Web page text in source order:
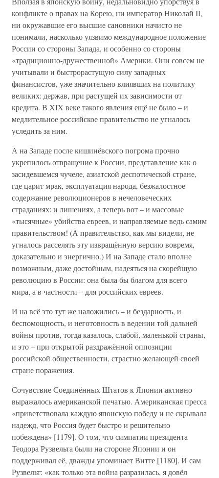
конфликте о правах на Корею, ни император Николай II,
ни окружавшие его высшие сановники начисто не
понимали, насколько уязвимо международное положение
России со стороны Запада, и особенно со стороны
«традиционно-дружественной» Америки. Они совсем не
учитывали и быстрорастущую силу западных
финансистов, уже значительно влиявших на политику
великих: держав, при растущей их зависимости от
кредита. В XIX веке такого явления ещё не было – и
медлительное российское правительство не угналось
уследить за ним.
А на Западе после кишинёвского погрома прочно
укрепилось отвращение к России, представление как о
засидевшемся чучеле, азиатской деспотической стране,
где царит мрак, эксплуатация народа, безжалостное
содержание революционеров в нечеловеческих
страданиях: и лишениях, а теперь вот – и массовые
«тысячные» убийства евреев, и направляемые ведь самим
правительством! (А правительство, как мы видели, не
угналось расселять эту извращённую версию вовремя,
доказательно и энергично.) И на Западе стало вполне
возможным, даже достойным, надеяться на скорейшую
революцию в России: она была бы благом для всего
мира, а в частности – для российских евреев.
И на всё это тут же наложились – и бездарность, и
беспомощность, и неготовность в ведении той дальней
войны против, тогда казалось, слабой, маленькой страны,
и это – при открытой раздражённой оппозиции
российской общественности, страстно желающей своей
стране поражения.
Сочувствие Соединённых Штатов к Японии активно
выражалось американской печатью. Американская пресса
«приветствовала каждую японскую победу и не скрывала
надежд, что Россия будет быстро и решительно
побеждена» [1179]. О том, что симпатии президента
Теодора Рузвельта были на стороне Японии и он
поддерживал её, дважды упоминает Витте [1180]. И сам
Рузвельт: «как только эта война разразилась, я довёл